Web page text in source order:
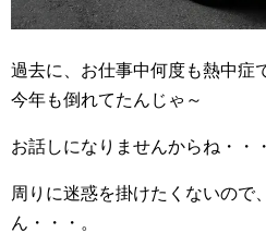
過去に、お仕事中何度も熱中症
今年も倒れてたんじゃ～
お話しになりませんからね・・
周りに迷惑を掛けたくないので
ん・・・。